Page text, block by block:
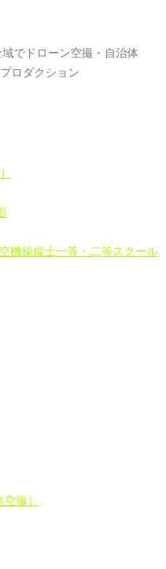
でドローン空撮・自治体
ロダクション
機操縦士一等・二等スクール
撮］